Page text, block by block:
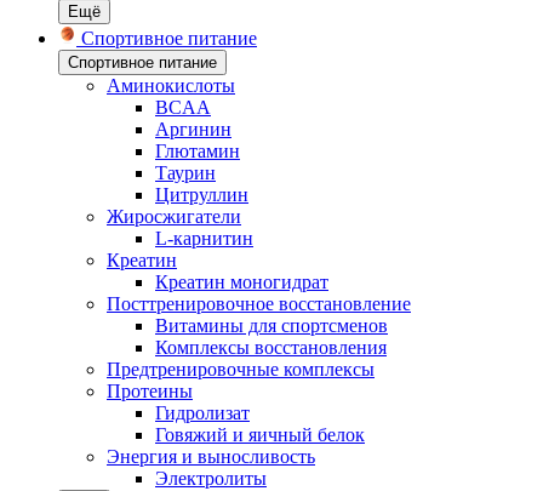
Ещё
Спортивное питание
Спортивное питание
Аминокислоты
BCAA
Аргинин
Глютамин
Таурин
Цитруллин
Жиросжигатели
L-карнитин
Креатин
Креатин моногидрат
Посттренировочное восстановление
Витамины для спортсменов
Комплексы восстановления
Предтренировочные комплексы
Протеины
Гидролизат
Говяжий и яичный белок
Энергия и выносливость
Электролиты